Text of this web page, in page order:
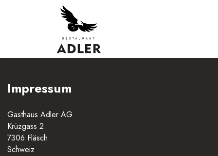
Impressum
Gasthaus Adler AG
Krüzgass 2
7306 Fläsch
Schweiz